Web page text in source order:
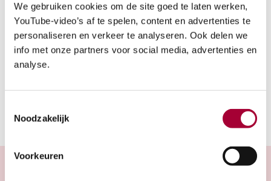
We gebruiken cookies om de site goed te laten werken,
YouTube-video’s af te spelen, content en advertenties te
personaliseren en verkeer te analyseren. Ook delen we
info met onze partners voor social media, advertenties en
analyse.
Noodzakelijk
Voorkeuren
Parkeergelegenheid
Op de bouwplaats zelf zijn geen
parkeerfaciliteiten aanwezig. Parkeren in de